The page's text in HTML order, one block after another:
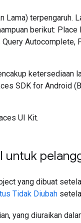
Lama) terpengaruh.
berikut:
Autocomplete,
SDK for Android
UI Kit.
untuk
yang dibuat
Tidak Diubah
yang diuraikan